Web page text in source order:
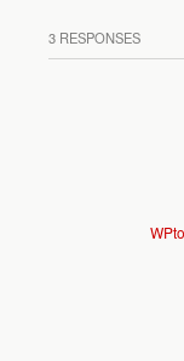
3 RESPONSES